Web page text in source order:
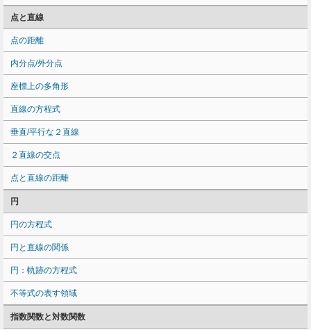
点と直線
点の距離
内分点/外分点
座標上の多角形
直線の方程式
垂直/平行な２直線
２直線の交点
点と直線の距離
円
円の方程式
円と直線の関係
円：軌跡の方程式
不等式の表す領域
指数関数と対数関数